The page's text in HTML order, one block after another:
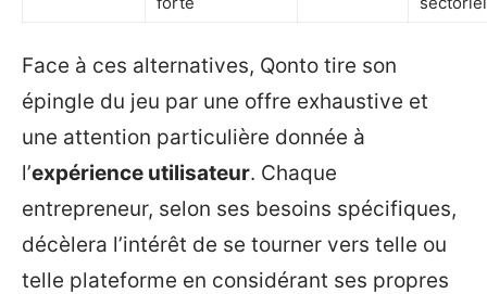
Face à ces alternatives, Qonto tire son
épingle du jeu par une offre exhaustive et
une attention particulière donnée à
l’expérience utilisateur. Chaque
entrepreneur, selon ses besoins spécifiques,
décèlera l’intérêt de se tourner vers telle ou
telle plateforme en considérant ses propres